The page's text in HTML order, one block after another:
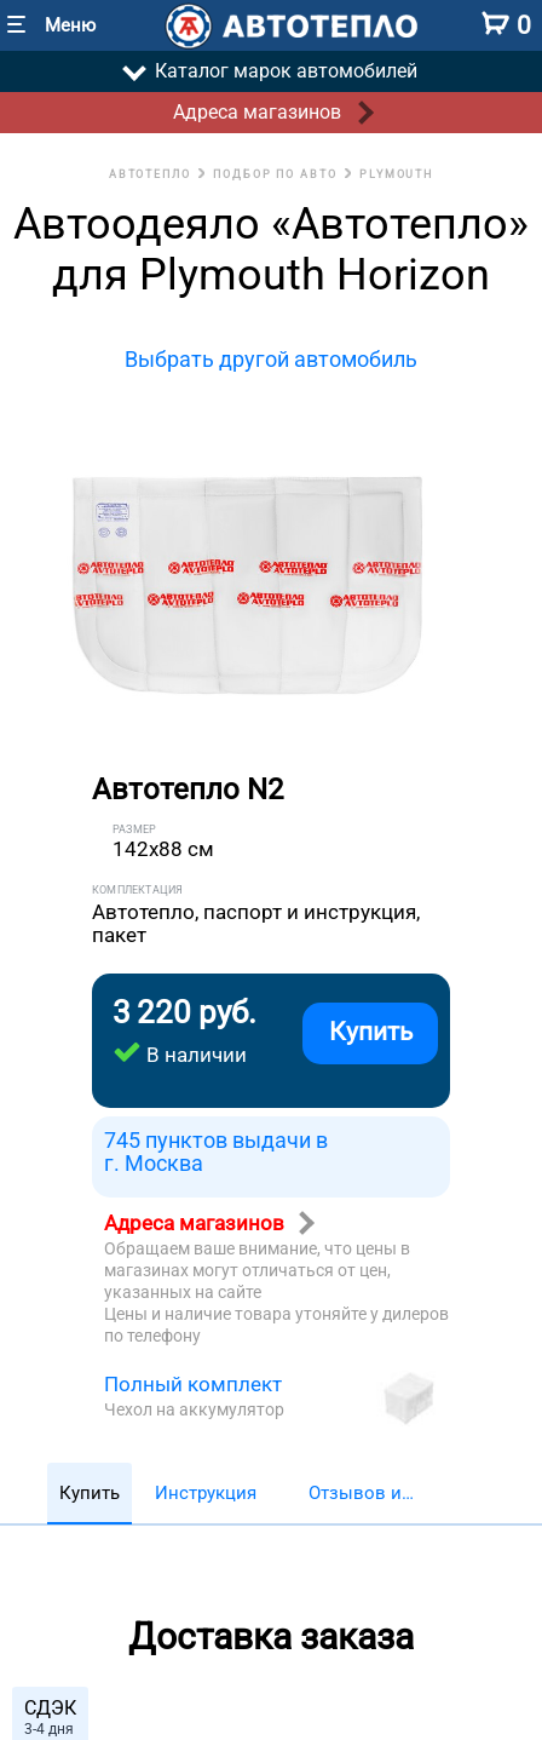
Меню 0
Каталог марок автомобилей
Адреса магазинов
АВТОТЕПЛО ПОДБОР ПО АВТО PLYMOUTH
Автоодеяло «Автотепло»
для Plymouth Horizon
Выбрать другой автомобиль
Автотепло N2
РАЗМЕР
142x88 см
КОМПЛЕКТАЦИЯ
Автотепло, паспорт и инструкция,
пакет
3 220 руб.
В наличии
Купить
745 пунктов выдачи в
г. Москва
Адреса магазинов
Обращаем ваше внимание, что цены в
магазинах могут отличаться от цен,
указанных на сайте
Цены и наличие товара утоняйте у дилеров
по телефону
Полный комплект
Чехол на аккумулятор
Купить Инструкция
Отзывов и
Доставка заказа
СДЭК
3-4 дня